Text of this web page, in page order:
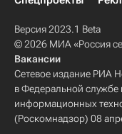
Версия 2023.1 Beta
© 2026 МИА «Россия
Вакансии
Сетевое издание РИА
в Федеральной службе
информационных
(Роскомнадзор) 08